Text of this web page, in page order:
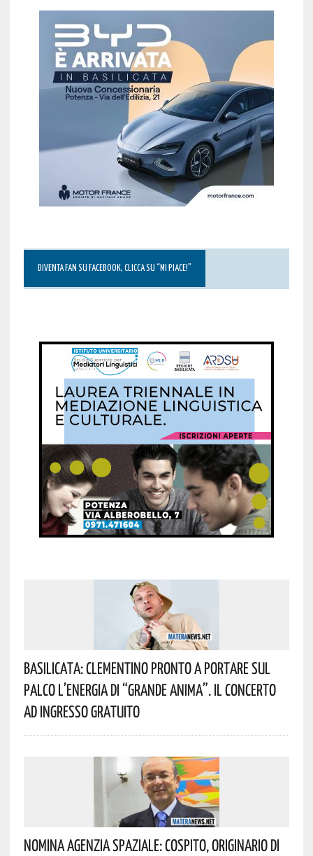
DIVENTA FAN SU FACEBOOK, CLICCA SU “MI PIACE!”
Basilicata: Clementino Pronto A Portare Sul
Palco L’energia Di “Grande Anima”. Il Concerto
Ad Ingresso Gratuito
Nomina Agenzia Spaziale: Cospito, Originario Di